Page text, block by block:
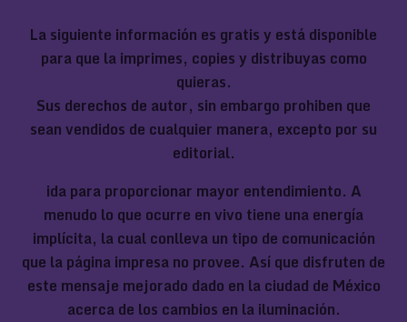
La siguiente información es gratis y está disponible
para que la imprimes, copies y distribuyas como
quieras.
Sus derechos de autor, sin embargo prohiben que
sean vendidos de cualquier manera, excepto por su
editorial.
ida para proporcionar mayor entendimiento. A
menudo lo que ocurre en vivo tiene una energía
implícita, la cual conlleva un tipo de comunicación
que la página impresa no provee. Así que disfruten de
este mensaje mejorado dado en la ciudad de México
acerca de los cambios en la iluminación.